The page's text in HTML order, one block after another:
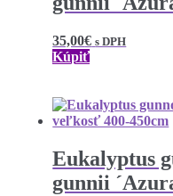
35,00€ s DPH
Kúpiť
Eukalyptus
gunnii